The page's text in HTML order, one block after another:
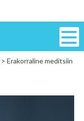
> Erakorraline meditsiin